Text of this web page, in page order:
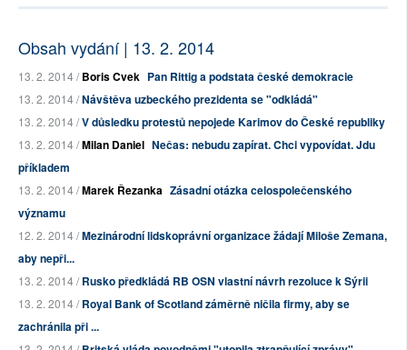
Obsah vydání | 13. 2. 2014
13. 2. 2014 /Boris Cvek Pan Rittig a podstata české demokracie
13. 2. 2014 /Návštěva uzbeckého prezidenta se "odkládá"
13. 2. 2014 /V důsledku protestů nepojede Karimov do České republiky
13. 2. 2014 /Milan Daniel Nečas: nebudu zapírat. Chci vypovídat. Jdu
příkladem
13. 2. 2014 /Marek Řezanka Zásadní otázka celospolečenského
významu
12. 2. 2014 /Mezinárodní lidskoprávní organizace žádají Miloše Zemana,
aby nepři...
13. 2. 2014 /Rusko předkládá RB OSN vlastní návrh rezoluce k Sýrii
13. 2. 2014 /Royal Bank of Scotland záměrně ničila firmy, aby se
zachránila při ...